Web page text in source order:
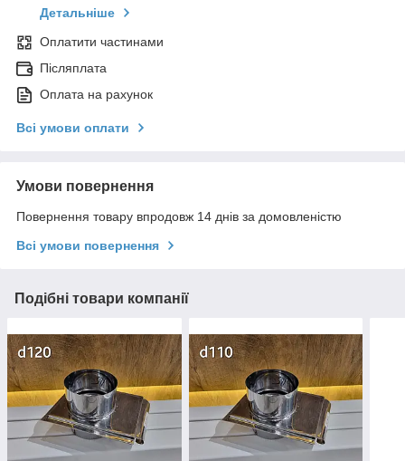
Детальніше
Оплатити частинами
Післяплата
Оплата на рахунок
Всі умови оплати
Умови повернення
Повернення товару впродовж 14 днів за домовленістю
Всі умови повернення
Подібні товари компанії